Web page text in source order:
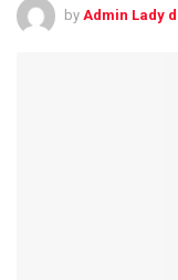
by Admin Lady